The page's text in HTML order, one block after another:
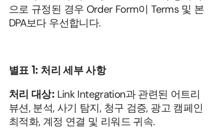
으로 규정된 경우 Order Form이 Terms 및 본
DPA보다 우선합니다.
별표 1: 처리 세부 사항
처리 대상: Link Integration과 관련된 어트리
뷰션, 분석, 사기 탐지, 청구 검증, 광고 캠페인
최적화, 계정 연결 및 리워드 귀속.